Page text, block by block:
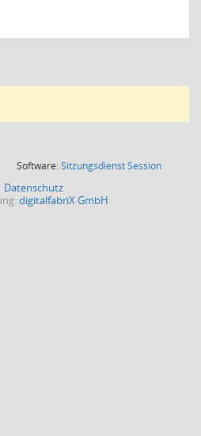
Software:SitzungsdienstSession(Wird in
Datenschutz
digitalfabriX GmbH